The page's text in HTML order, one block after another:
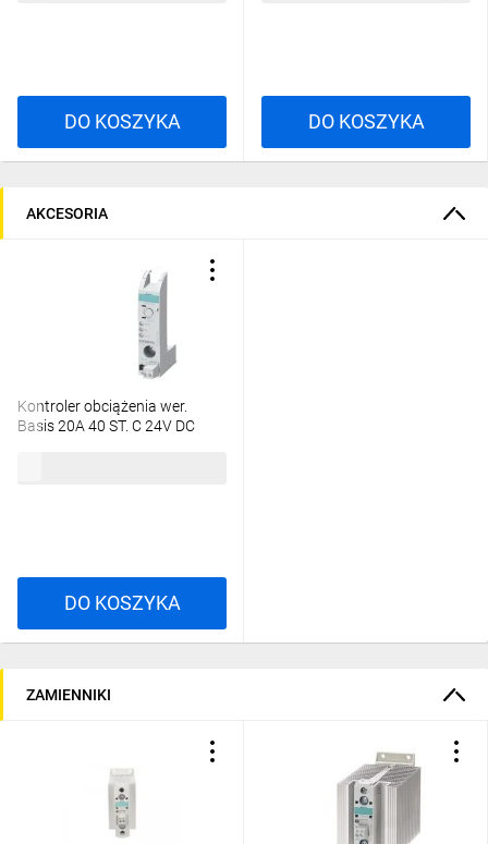
DO KOSZYKA DO KOSZYKA
AKCESORIA
Kontroler obciążenia wer.
Basis 20A 40 ST. C 24V DC
DO KOSZYKA
ZAMIENNIKI